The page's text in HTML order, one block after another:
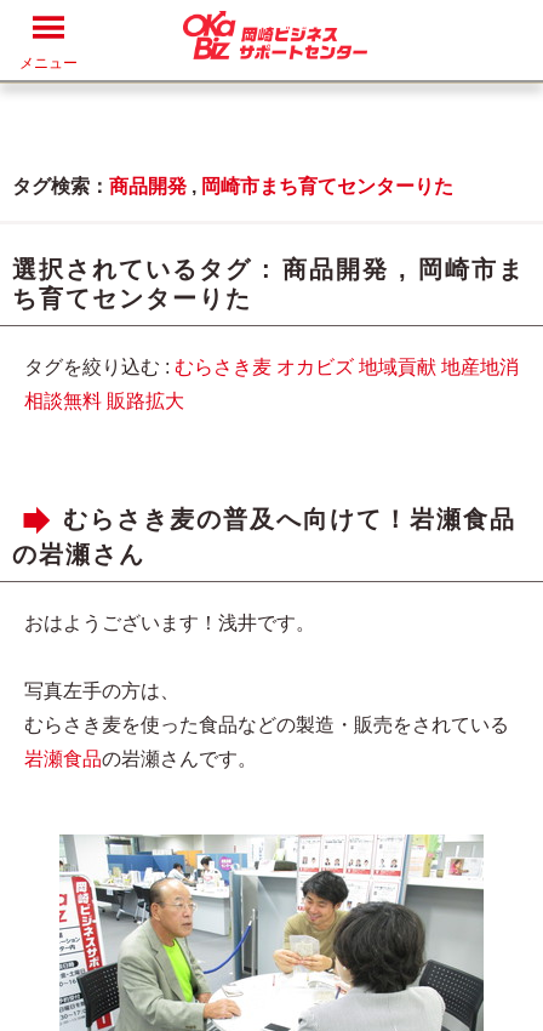
メニュー
タグ検索： 商品開発 , 岡崎市まち育てセンターりた
選択されているタグ : 商品開発 ,
岡崎市ま
ち育てセンターりた
タグを絞り込む : むらさき麦 オカビズ 地域貢献 地産地消
相談無料 販路拡大
むらさき麦の普及へ向けて！岩瀬食品
の岩瀬さん
おはようございます！浅井です。
写真左手の方は、
むらさき麦を使った食品などの製造・販売をされている
岩瀬食品の岩瀬さんです。